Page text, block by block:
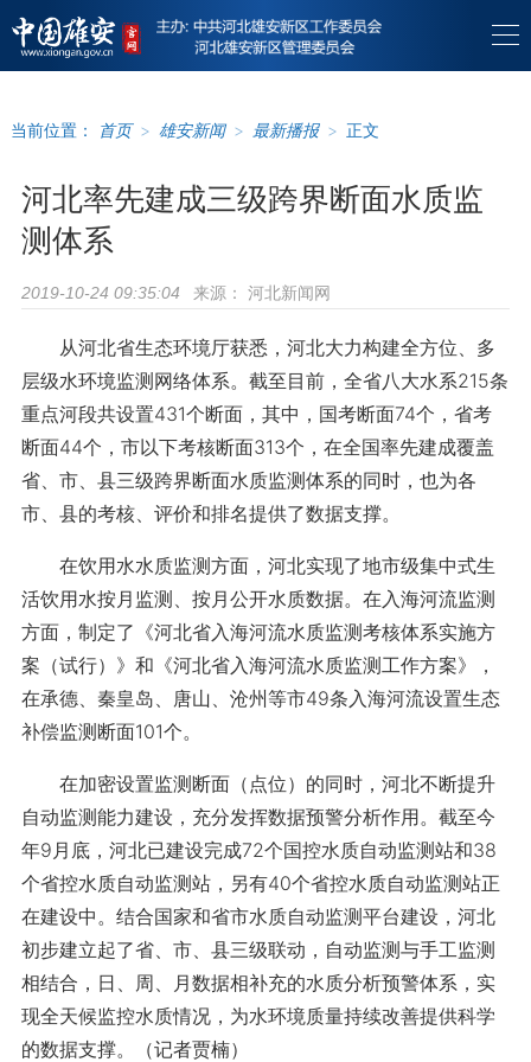
当前位置： 首页 > 雄安新闻 > 最新播报 > 正文
河北率先建成三级跨界断面水质监
测体系
2019-10-24 09:35:04 来源： 河北新闻网
从河北省生态环境厅获悉，河北大力构建全方位、多
层级水环境监测网络体系。截至目前，全省八大水系215条
重点河段共设置431个断面，其中，国考断面74个，省考
断面44个，市以下考核断面313个，在全国率先建成覆盖
省、市、县三级跨界断面水质监测体系的同时，也为各
市、县的考核、评价和排名提供了数据支撑。
在饮用水水质监测方面，河北实现了地市级集中式生
活饮用水按月监测、按月公开水质数据。在入海河流监测
方面，制定了《河北省入海河流水质监测考核体系实施方
案（试行）》和《河北省入海河流水质监测工作方案》，
在承德、秦皇岛、唐山、沧州等市49条入海河流设置生态
补偿监测断面101个。
在加密设置监测断面（点位）的同时，河北不断提升
自动监测能力建设，充分发挥数据预警分析作用。截至今
年9月底，河北已建设完成72个国控水质自动监测站和38
个省控水质自动监测站，另有40个省控水质自动监测站正
在建设中。结合国家和省市水质自动监测平台建设，河北
初步建立起了省、市、县三级联动，自动监测与手工监测
相结合，日、周、月数据相补充的水质分析预警体系，实
现全天候监控水质情况，为水环境质量持续改善提供科学
的数据支撑。（记者贾楠）